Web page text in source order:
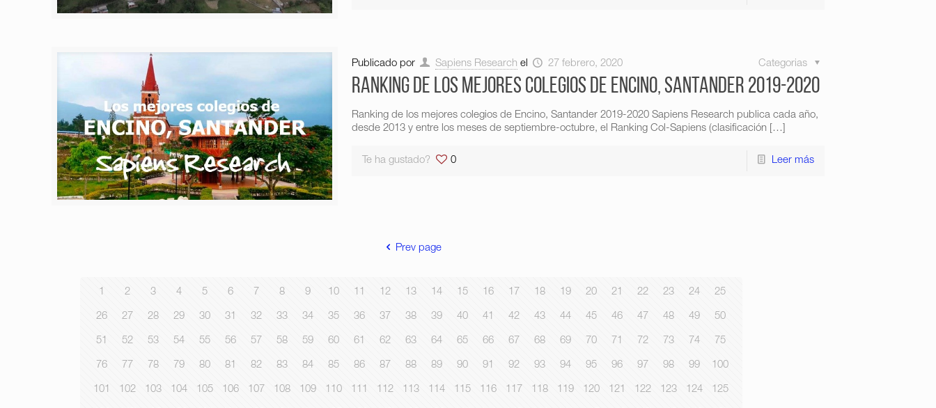
Publicado por Sapiens Research el 27 febrero, 2020 Categorias
Ranking de los mejores colegios de Encino, Santander 2019-2020
Ranking de los mejores colegios de Encino, Santander 2019-2020 Sapiens Research publica cada año,
desde 2013 y entre los meses de septiembre-octubre, el Ranking Col-Sapiens (clasificación[…]
Te ha gustado? 0 Leer más
Prev page
1 2 3 4 5 6 7 8 9 10 11 12 13 14 15 16 17 18 19 20 21 22 23 24 25
26 27 28 29 30 31 32 33 34 35 36 37 38 39 40 41 42 43 44 45 46 47 48 49 50
51 52 53 54 55 56 57 58 59 60 61 62 63 64 65 66 67 68 69 70 71 72 73 74 75
76 77 78 79 80 81 82 83 84 85 86 87 88 89 90 91 92 93 94 95 96 97 98 99 100
101 102 103 104 105 106 107 108 109 110 111 112 113 114 115 116 117 118 119 120 121 122 123 124 125